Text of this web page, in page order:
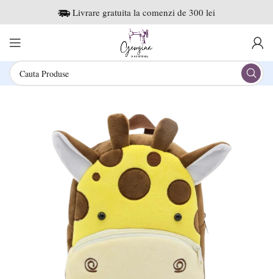
Livrare gratuita la comenzi de 300 lei